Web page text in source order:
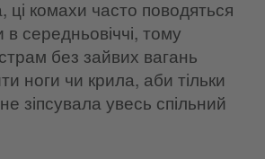
ці комахи часто поводяться
середньовіччі, тому
без зайвих вагань
ноги чи крила, аби тільки
зіпсувала увесь спільний